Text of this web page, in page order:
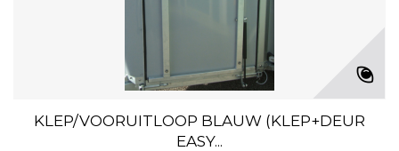
KLEP/VOORUITLOOP BLAUW (KLEP+DEUR
EASY...